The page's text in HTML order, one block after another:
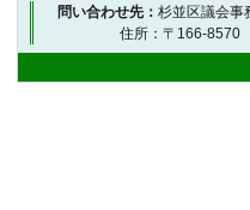
問い合わせ先： 杉並区議会事
住所：〒166-8570 杉